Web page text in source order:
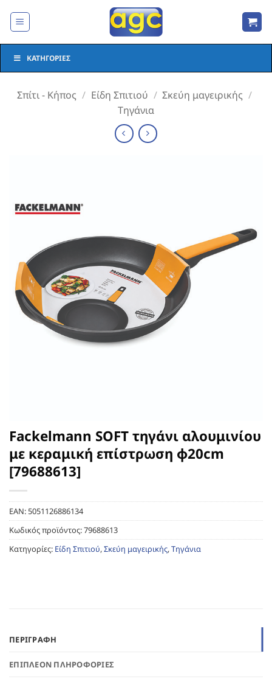
στο
ΚΑΤΗΓΟΡΊΕΣ
Σπίτι - Κήπος / Είδη Σπιτιού / Σκεύη μαγειρικής /
Τηγάνια
Fackelmann SOFT τηγάνι αλουμινίου
με κεραμική επίστρωση φ20cm
[79688613]
EAN:5051126886134
Κωδικός προϊόντος:79688613
Κατηγορίες: Είδη Σπιτιού,Σκεύη μαγειρικής,Τηγάνια
ΠΕΡΙΓΡΑΦΉ
ΕΠΙΠΛΈΟΝ ΠΛΗΡΟΦΟΡΊΕΣ